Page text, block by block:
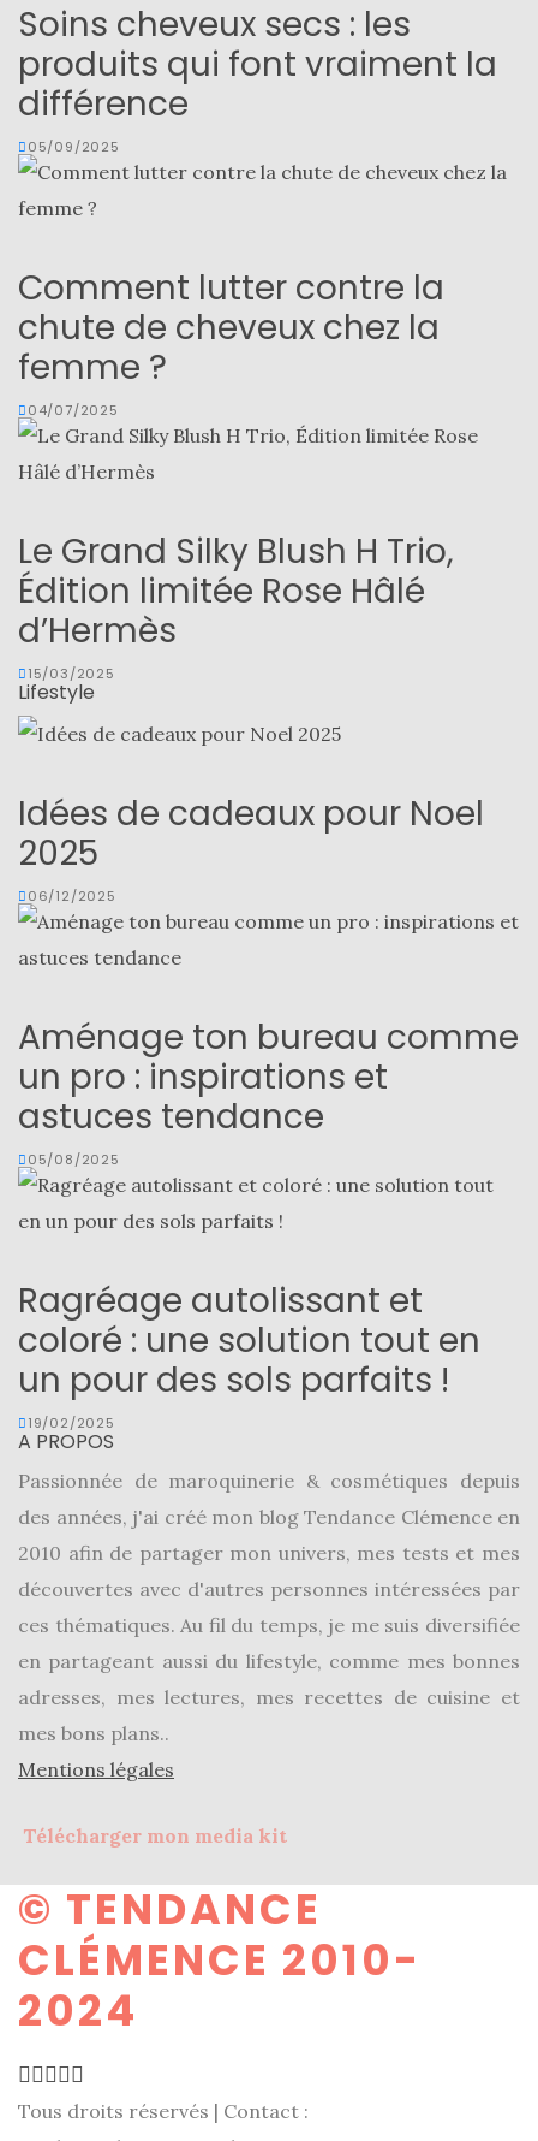
Soins cheveux secs : les
produits qui font vraiment la
différence
05/09/2025
Comment lutter contre la
chute de cheveux chez la
femme ?
04/07/2025
Le Grand Silky Blush H Trio,
Édition limitée Rose Hâlé
d’Hermès
15/03/2025
Lifestyle
Idées de cadeaux pour Noel
2025
06/12/2025
Aménage ton bureau comme
un pro : inspirations et
astuces tendance
05/08/2025
Ragréage autolissant et
coloré : une solution tout en
un pour des sols parfaits !
19/02/2025
A PROPOS
Passionnée de maroquinerie & cosmétiques depuis
des années, j'ai créé mon blog Tendance Clémence en
2010 afin de partager mon univers, mes tests et mes
découvertes avec d'autres personnes intéressées par
ces thématiques. Au fil du temps, je me suis diversifiée
en partageant aussi du lifestyle, comme mes bonnes
adresses, mes lectures, mes recettes de cuisine et
mes bons plans..
Mentions légales
Télécharger mon media kit
© TENDANCE
CLÉMENCE 2010-
2024
Tous droits réservés | Contact :